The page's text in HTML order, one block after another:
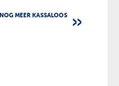
NOG MEER KASSALOOS